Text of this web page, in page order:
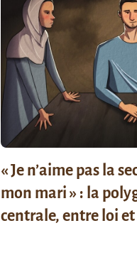
« Je n’aime pas la
mon mari » : la
centrale, entre loi